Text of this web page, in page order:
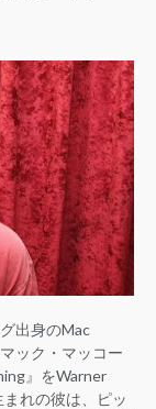
出身のMac
ック・マッコー
』をWarner
れの彼は、ピッ